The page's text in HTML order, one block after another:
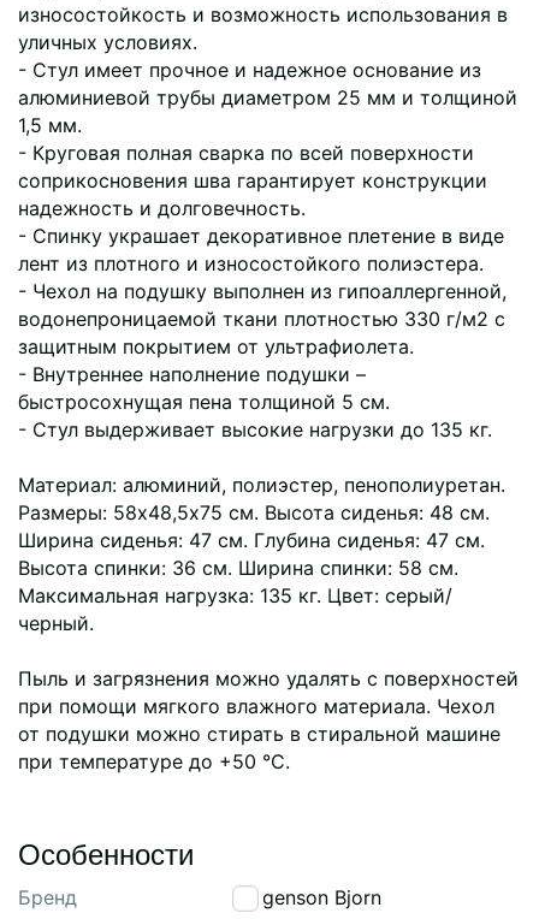
износостойкость и возможность использования в
уличных условиях.
- Стул имеет прочное и надежное основание из
алюминиевой трубы диаметром 25 мм и толщиной
1,5 мм.
- Круговая полная сварка по всей поверхности
соприкосновения шва гарантирует конструкции
надежность и долговечность.
- Спинку украшает декоративное плетение в виде
лент из плотного и износостойкого полиэстера.
- Чехол на подушку выполнен из гипоаллергенной,
водонепроницаемой ткани плотностью 330 г/м2 с
защитным покрытием от ультрафиолета.
- Внутреннее наполнение подушки –
быстросохнущая пена толщиной 5 см.
- Стул выдерживает высокие нагрузки до 135 кг.
Материал: алюминий, полиэстер, пенополиуретан.
Размеры: 58х48,5х75 см. Высота сиденья: 48 см.
Ширина сиденья: 47 см. Глубина сиденья: 47 см.
Высота спинки: 36 см. Ширина спинки: 58 см.
Максимальная нагрузка: 135 кг. Цвет: серый/
черный.
Пыль и загрязнения можно удалять с поверхностей
при помощи мягкого влажного материала. Чехол
от подушки можно стирать в стиральной машине
при температуре до +50 °С.
Особенности
Бренд
Bergenson Bjorn